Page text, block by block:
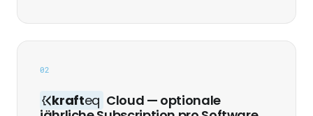
02
krafteq Cloud — optionale